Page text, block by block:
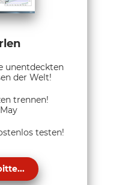
unentdeckten
der Welt!
trennen!
testen!